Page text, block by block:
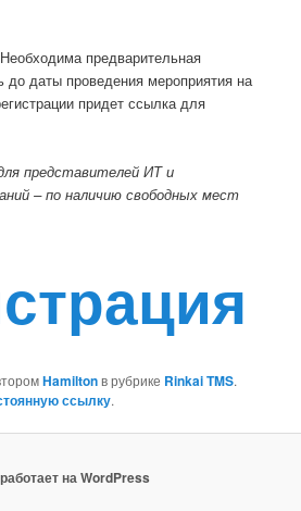
Необходима предварительная
до даты проведения мероприятия на
придет ссылка для
представителей ИТ и
– по наличию свободных мест
Hamiltonв рубрике Rinkai TMS.
ссылку.
на WordPress